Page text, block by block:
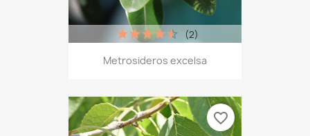
Metrosideros excelsa
(2)
favorite_border